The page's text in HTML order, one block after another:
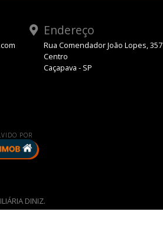
Endereço
Rua Comendador João Lopes, 357
Centro
Caçapava - SP
POR
DINIZ.